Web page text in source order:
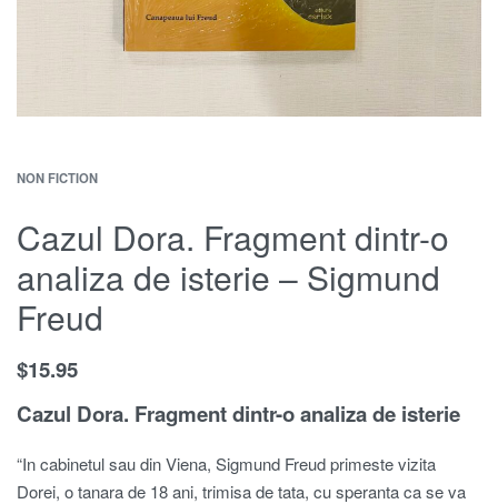
NON FICTION
Cazul Dora. Fragment dintr-o
analiza de isterie – Sigmund
Freud
$15.95
Cazul Dora. Fragment dintr-o analiza de isterie
“In cabinetul sau din Viena, Sigmund Freud primeste vizita
Dorei, o tanara de 18 ani, trimisa de tata, cu speranta ca se va